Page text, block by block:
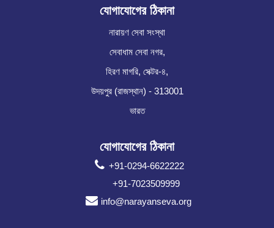
যোগাযোগের ঠিকানা
নারায়ণ সেবা সংস্থা
সেবাধাম সেবা নগর,
হিরণ মাগরি, সেক্টর-৪,
উদয়পুর (রাজস্থান) - 313001
ভারত
যোগাযোগের ঠিকানা
+91-0294-6622222
+91-7023509999
info@narayanseva.org